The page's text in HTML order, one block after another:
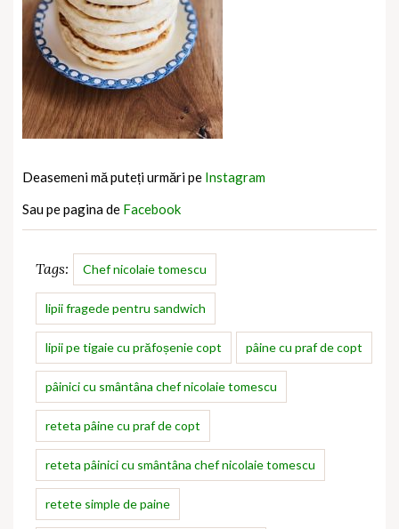
Deasemeni mă puteți urmări pe Instagram
Sau pe pagina de Facebook
Tags: Chef nicolaie tomescu
lipii fragede pentru sandwich
lipii pe tigaie cu prăfoșenie copt pâine cu praf de copt
pâinici cu smântâna chef nicolaie tomescu
reteta pâine cu praf de copt
reteta pâinici cu smântâna chef nicolaie tomescu
retete simple de paine